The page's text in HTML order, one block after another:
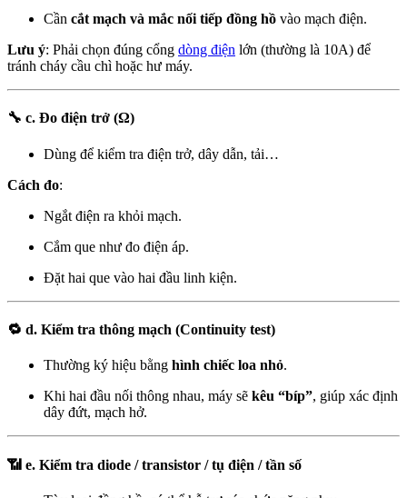
Cần cắt mạch và mắc nối tiếp đồng hồ vào mạch điện.
Lưu ý: Phải chọn đúng cổng dòng điện lớn (thường là 10A) để
tránh cháy cầu chì hoặc hư máy.
🔧 c. Đo điện trở (Ω)
Dùng để kiểm tra điện trở, dây dẫn, tải…
Cách đo:
Ngắt điện ra khỏi mạch.
Cắm que như đo điện áp.
Đặt hai que vào hai đầu linh kiện.
🔁 d. Kiểm tra thông mạch (Continuity test)
Thường ký hiệu bằng hình chiếc loa nhỏ.
Khi hai đầu nối thông nhau, máy sẽ kêu “bíp”, giúp xác định
dây đứt, mạch hở.
📶 e. Kiểm tra diode / transistor / tụ điện / tần số